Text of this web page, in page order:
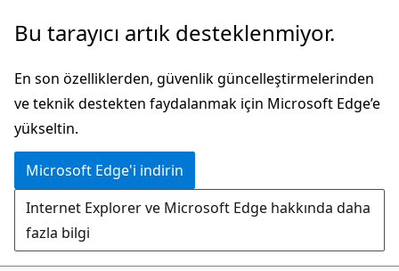
Ana
atla
Bu tarayıcı artık desteklenmiyor.
En son özelliklerden, güvenlik güncelleştirmelerinden
ve teknik destekten faydalanmak için Microsoft Edge’e
yükseltin.
Microsoft Edge'i indirin
Internet Explorer ve Microsoft Edge hakkında daha
fazla bilgi